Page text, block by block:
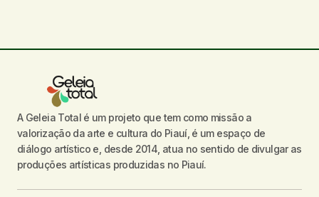
A Geleia Total é um projeto que tem como missão a
valorização da arte e cultura do Piauí, é um espaço de
diálogo artístico e, desde 2014, atua no sentido de divulgar as
produções artísticas produzidas no Piauí.